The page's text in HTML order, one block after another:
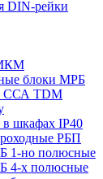
DIN-рейки
блоки МРБ
ССА TDM
в шкафах IP40
РБП
1-но полюсные
4-х полюсные